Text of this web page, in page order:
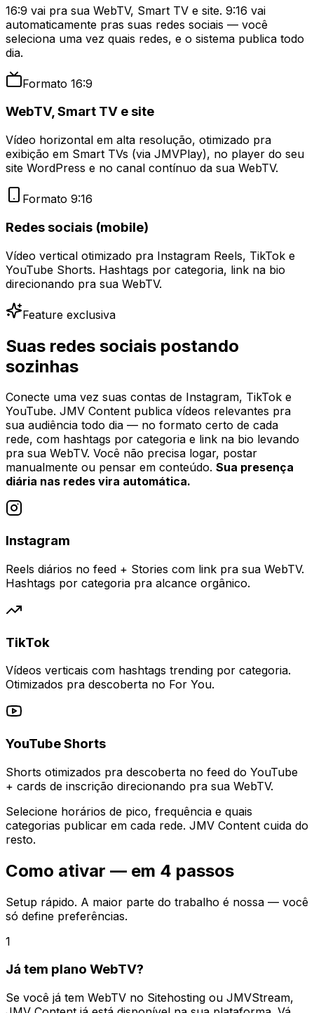
16:9 vai pra sua WebTV, Smart TV e site. 9:16 vai
automaticamente pras suas redes sociais — você
seleciona uma vez quais redes, e o sistema publica todo
dia.
Formato 16:9
WebTV, Smart TV e site
Vídeo horizontal em alta resolução, otimizado pra
exibição em Smart TVs (via JMVPlay), no player do seu
site WordPress e no canal contínuo da sua WebTV.
Formato 9:16
Redes sociais (mobile)
Vídeo vertical otimizado pra Instagram Reels, TikTok e
YouTube Shorts. Hashtags por categoria, link na bio
direcionando pra sua WebTV.
Feature exclusiva
Suas redes sociais postando
sozinhas
Conecte uma vez suas contas de Instagram, TikTok e
YouTube. JMV Content publica vídeos relevantes pra
sua audiência todo dia — no formato certo de cada
rede, com hashtags por categoria e link na bio levando
pra sua WebTV. Você não precisa logar, postar
manualmente ou pensar em conteúdo. Sua presença
diária nas redes vira automática.
Instagram
Reels diários no feed + Stories com link pra sua WebTV.
Hashtags por categoria pra alcance orgânico.
TikTok
Vídeos verticais com hashtags trending por categoria.
Otimizados pra descoberta no For You.
YouTube Shorts
Shorts otimizados pra descoberta no feed do YouTube
+ cards de inscrição direcionando pra sua WebTV.
Selecione horários de pico, frequência e quais
categorias publicar em cada rede. JMV Content cuida do
resto.
Como ativar — em 4 passos
Setup rápido. A maior parte do trabalho é nossa — você
só define preferências.
1
Já tem plano WebTV?
Se você já tem WebTV no Sitehosting ou JMVStream,